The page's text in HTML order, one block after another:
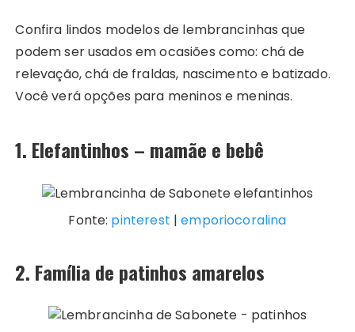
Confira lindos modelos de lembrancinhas que
podem ser usados em ocasiões como: chá de
relevação, chá de fraldas, nascimento e batizado.
Você verá opções para meninos e meninas.
1. Elefantinhos – mamãe e bebê
Fonte: pinterest |emporiocoralina
2. Família de patinhos amarelos